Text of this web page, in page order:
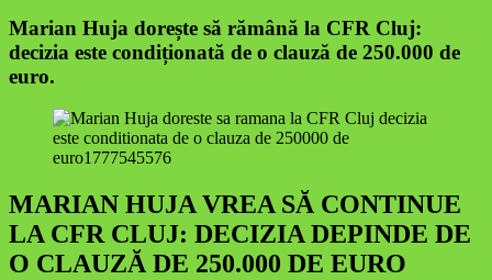
Marian Huja dorește să rămână la CFR Cluj:
decizia este condiționată de o clauză de 250.000 de
euro.
MARIAN HUJA VREA SĂ CONTINUE
LA CFR CLUJ: DECIZIA DEPINDE DE
O CLAUZĂ DE 250.000 DE EURO